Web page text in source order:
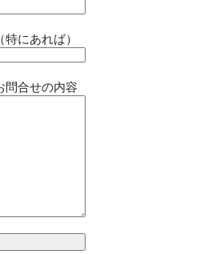
にあれば）
問合せの内容